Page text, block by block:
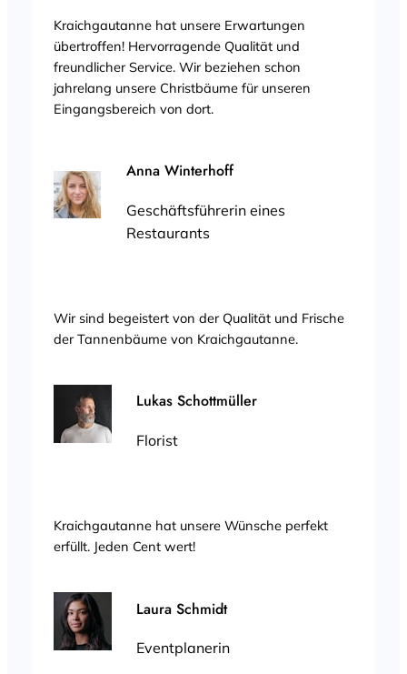
Kraichgautanne hat unsere Erwartungen
übertroffen! Hervorragende Qualität und
freundlicher Service. Wir beziehen schon
jahrelang unsere Christbäume für unseren
Eingangsbereich von dort.
Anna Winterhoff
Geschäftsführerin eines
Restaurants
Wir sind begeistert von der Qualität und Frische
der Tannenbäume von Kraichgautanne.
Lukas Schottmüller
Florist
Kraichgautanne hat unsere Wünsche perfekt
erfüllt. Jeden Cent wert!
Laura Schmidt
Eventplanerin